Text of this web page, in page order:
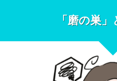
「磨の巣